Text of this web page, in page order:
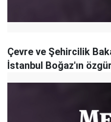
Çevre ve Şehircilik
İstanbul Boğaz'ın